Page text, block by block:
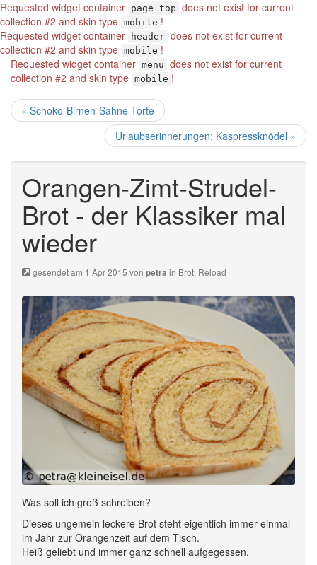
Requested widget container page_top does not exist for current
collection #2 and skin type mobile !
Requested widget container
header does not exist for current
collection #2 and skin type mobile !
Requested widget container menu does not exist for current
collection #2 and skin type mobile !
« Schoko-Birnen-Sahne-Torte
Urlaubserinnerungen: Kaspressknödel »
Orangen-Zimt-Strudel-
Brot - der Klassiker mal
wieder
gesendet am 1 Apr 2015 von petra in Brot, Reload
Was soll ich groß schreiben?
Dieses ungemein leckere Brot steht eigentlich immer einmal
im Jahr zur Orangenzeit auf dem Tisch.
Heiß geliebt und immer ganz schnell aufgegessen.